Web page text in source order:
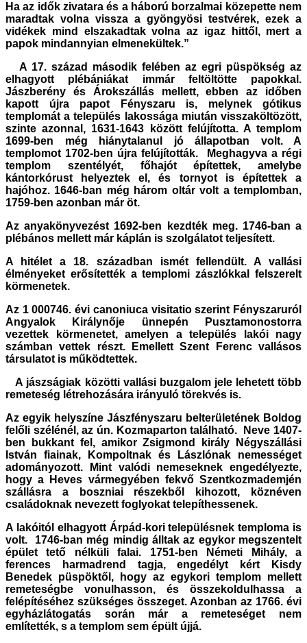
Ha az idők zivatara és a háború borzalmai közepette nem
maradtak volna vissza a gyöngyösi testvérek, ezek a
vidékek mind elszakadtak volna az igaz hittől, mert a
papok mindannyian elmenekültek.”
A 17. század második felében az egri püspökség az
elhagyott plébániákat immár feltöltötte papokkal.
Jászberény és Árokszállás mellett, ebben az időben
kapott újra papot Fényszaru is, melynek gótikus
templomát a település lakossága miután visszaköltözött,
szinte azonnal, 1631-1643 között felújította. A templom
1699-ben még hiánytalanul jó állapotban volt. A
templomot 1702-ben újra felújították. Meghagyva a régi
templom szentélyét, főhajót építettek, amelybe
kántorkórust helyeztek el, és tornyot is építettek a
hajóhoz. 1646-ban még három oltár volt a templomban,
1759-ben azonban már öt.
Az anyakönyvezést 1692-ben kezdték meg. 1746-ban a
plébános mellett már káplán is szolgálatot teljesített.
A hitélet a 18. században ismét fellendült. A vallási
élményeket erősítették a templomi zászlókkal felszerelt
körmenetek.
Az 1 000746. évi canoniuca visitatio szerint Fényszaruról
Angyalok Királynője ünnepén Pusztamonostorra
vezettek körmenetet, amelyen a település lakói nagy
számban vettek részt. Emellett Szent Ferenc vallásos
társulatot is működtettek.
A jászságiak közötti vallási buzgalom jele lehetett több
remeteség létrehozására irányuló törekvés is.
Az egyik helyszíne Jászfényszaru belterületének Boldog
felőli szélénél, az ún. Kozmaparton található. Neve 1407-
ben bukkant fel, amikor Zsigmond király Négyszállási
István fiainak, Kompoltnak és Lászlónak nemességet
adományozott. Mint valódi nemeseknek engedélyezte,
hogy a Heves vármegyében fekvő Szentkozmademjén
szállásra a boszniai részekből kihozott, köznéven
családoknak nevezett foglyokat telepíthessenek.
A lakóitól elhagyott Árpád-kori településnek temploma is
volt. 1746-ban még mindig álltak az egykor megszentelt
épület tető nélküli falai. 1751-ben Németi Mihály, a
ferences harmadrend tagja, engedélyt kért Kisdy
Benedek püspöktől, hogy az egykori templom mellett
remeteségbe vonulhasson, és összekoldulhassa a
felépítéséhez szükséges összeget. Azonban az 1766. évi
egyházlátogatás során már a remeteséget nem
említették, s a templom sem épült újjá.